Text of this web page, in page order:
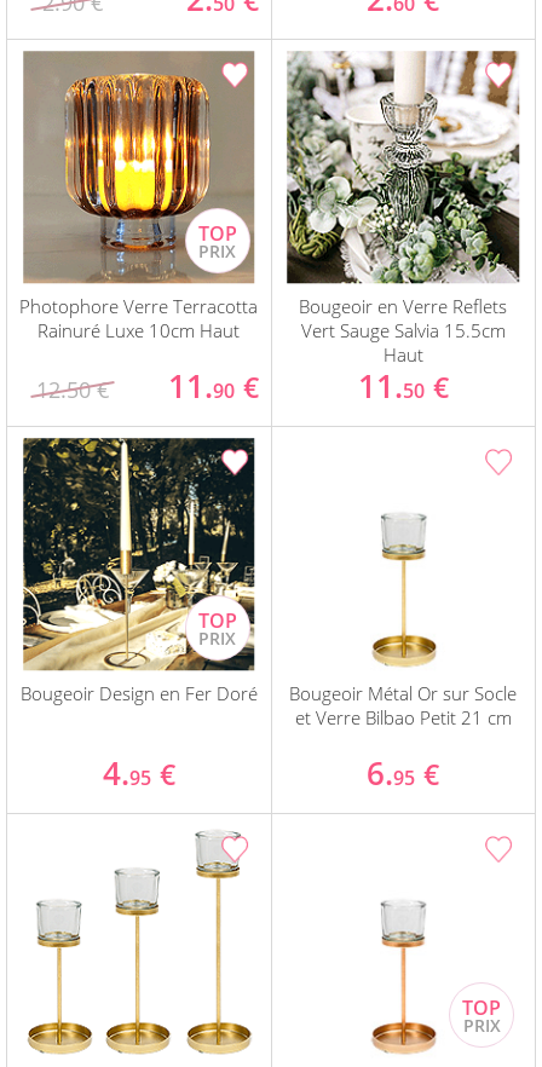
Photophore Verre Terracotta
Rainuré Luxe 10cm Haut
12.50 € 11.90 €
Bougeoir en Verre Reflets
Vert Sauge Salvia 15.5cm
Haut
11.50 €
Bougeoir Design en Fer Doré
4.95 €
Bougeoir Métal Or sur Socle
et Verre Bilbao Petit 21 cm
6.95 €